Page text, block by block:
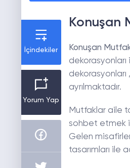
İçindekiler
Yorum Yap
Konuşan
Konuşan
dekorasyonları
ayrılmaktadır.
Mutfaklar aile
sohbet etmek
Gelen
tasarımları ile